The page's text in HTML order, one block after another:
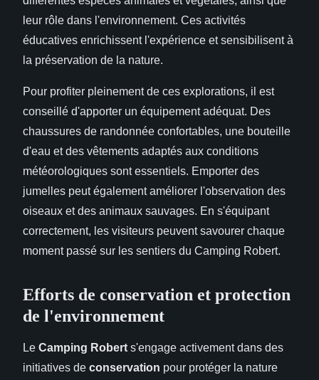
leur rôle dans l'environnement. Ces activités
éducatives enrichissent l'expérience et sensibilisent à
la préservation de la nature.
Pour profiter pleinement de ces explorations, il est
conseillé d'apporter un équipement adéquat. Des
chaussures de randonnée confortables, une bouteille
d'eau et des vêtements adaptés aux conditions
météorologiques sont essentiels. Emporter des
jumelles peut également améliorer l'observation des
oiseaux et des animaux sauvages. En s'équipant
correctement, les visiteurs peuvent savourer chaque
moment passé sur les sentiers du Camping Robert.
Efforts de conservation et protection
de l'environnement
Le Camping Robert s'engage activement dans des
initiatives de conservation pour protéger la nature